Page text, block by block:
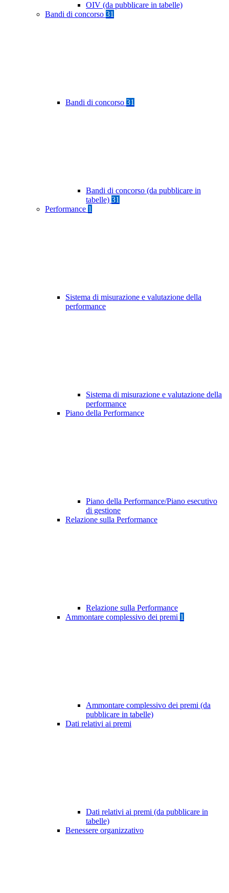
OIV (da pubblicare in tabelle)
Bandi di concorso 31
Bandi di concorso 31
Bandi di concorso (da pubblicare in
tabelle) 31
Performance 1
Sistema di misurazione e valutazione della
performance
Sistema di misurazione e valutazione della
performance
Piano della Performance
Piano della Performance/Piano esecutivo
di gestione
Relazione sulla Performance
Relazione sulla Performance
Ammontare complessivo dei premi 1
Ammontare complessivo dei premi (da
pubblicare in tabelle)
Dati relativi ai premi
Dati relativi ai premi (da pubblicare in
tabelle)
Benessere organizzativo